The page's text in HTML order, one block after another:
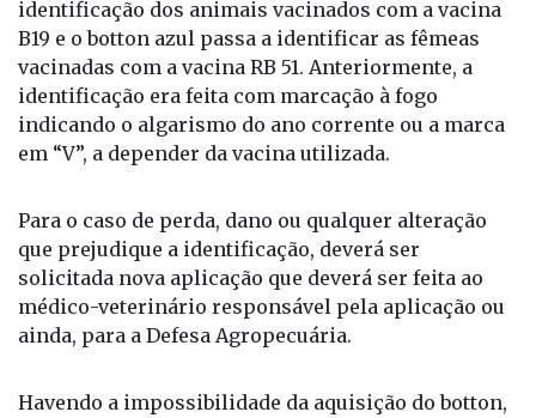
identificação dos animais vacinados com a vacina
B19 e o botton azul passa a identificar as fêmeas
vacinadas com a vacina RB 51. Anteriormente, a
identificação era feita com marcação à fogo
indicando o algarismo do ano corrente ou a marca
em “V”, a depender da vacina utilizada.
Para o caso de perda, dano ou qualquer alteração
que prejudique a identificação, deverá ser
solicitada nova aplicação que deverá ser feita ao
médico-veterinário responsável pela aplicação ou
ainda, para a Defesa Agropecuária.
Havendo a impossibilidade da aquisição do botton,